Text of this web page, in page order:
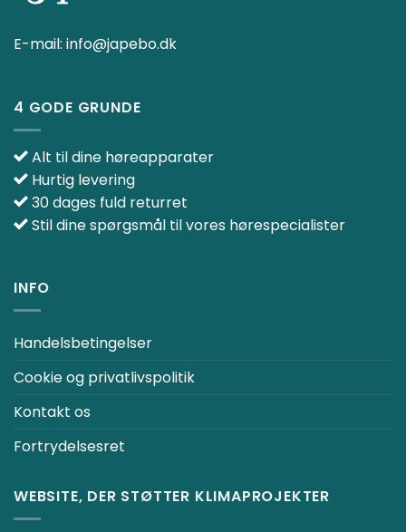
E-mail: info@japebo.dk
4 GODE GRUNDE
Alt til dine høreapparater
Hurtig levering
30 dages fuld returret
Stil dine spørgsmål til vores hørespecialister
INFO
Handelsbetingelser
Cookie og privatlivspolitik
Kontakt os
Fortrydelsesret
WEBSITE, DER STØTTER KLIMAPROJEKTER